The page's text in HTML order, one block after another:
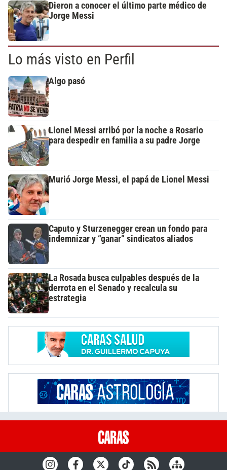
Dieron a conocer el último parte médico de
Jorge Messi
Lo más visto en Perfil
Algo pasó
Lionel Messi arribó por la noche a Rosario
para despedir en familia a su padre Jorge
Murió Jorge Messi, el papá de Lionel Messi
Caputo y Sturzenegger crean un fondo para
indemnizar y “ganar” sindicatos aliados
La Rosada busca culpables después de la
derrota en el Senado y recalcula su
estrategia